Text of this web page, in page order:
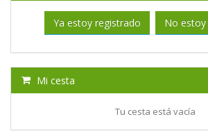
Ya estoy registrado No
Mi cesta
Tu cesta está vacía